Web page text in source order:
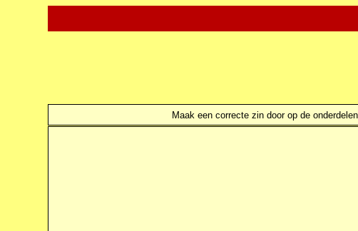
Maak een correcte zin door op de